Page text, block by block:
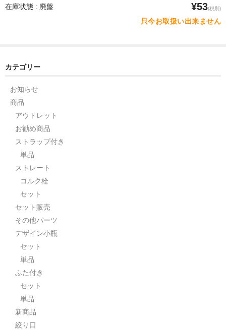
在庫状態 : 廃盤 ¥53(税別)
只今お取扱い出来ません
カテゴリー
お知らせ
商品
アウトレット
お勧め商品
ストラップ付き
単品
ストレート
コルク栓
セット
セット販売
その他パーツ
デザイン小瓶
セット
単品
ふた付き
セット
単品
新商品
絞り口